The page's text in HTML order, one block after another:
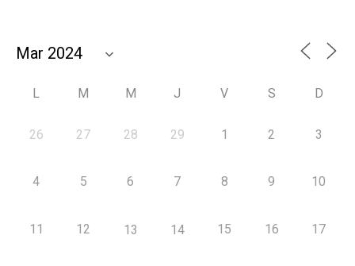
L M M J V S D
26 27 28 29 1 2 3
4 5 6 7 8 9 10
11 12 13 14 15 16 17